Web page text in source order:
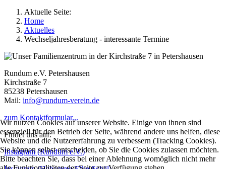
Aktuelle Seite:
Home
Aktuelles
Wechseljahresberatung - interessante Termine
Rundum e.V. Petershausen
Kirchstraße 7
85238 Petershausen
Mail: info@rundum-verein.de
zum Kontaktformular...
Findet uns auf:
Instagram (Rundum e.V.)
Wir nutzen Cookies auf unserer Website. Einige von ihnen sind
essenziell für den Betrieb der Seite, während andere uns helfen, diese
Website und die Nutzererfahrung zu verbessern (Tracking Cookies).
Sie können selbst entscheiden, ob Sie die Cookies zulassen möchten.
Bitte beachten Sie, dass bei einer Ablehnung womöglich nicht mehr